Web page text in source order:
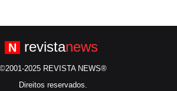
N revistanews
©2001-2025 REVISTA NEWS®
Direitos reservados.